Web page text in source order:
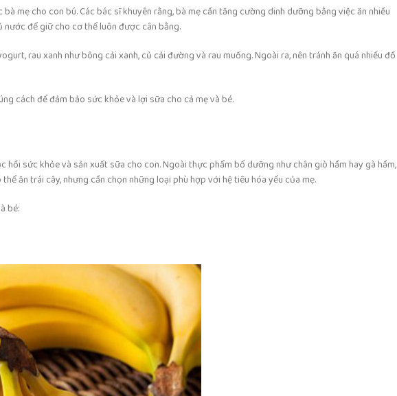
mẹ cho con bú. Các bác sĩ khuyên rằng, bà mẹ cần tăng cường dinh dưỡng bằng việc ăn nhiều
để giữ cho cơ thể luôn được cân bằng.
rau xanh như bông cải xanh, củ cải đường và rau muống. Ngoài ra, nên tránh ăn quá nhiều đồ
cách để đảm bảo sức khỏe và lợi sữa cho cả mẹ và bé.
sức khỏe và sản xuất sữa cho con. Ngoài thực phẩm bổ dưỡng như chân giò hầm hay gà hầm,
ăn trái cây, nhưng cần chọn những loại phù hợp với hệ tiêu hóa yếu của mẹ.
bé: